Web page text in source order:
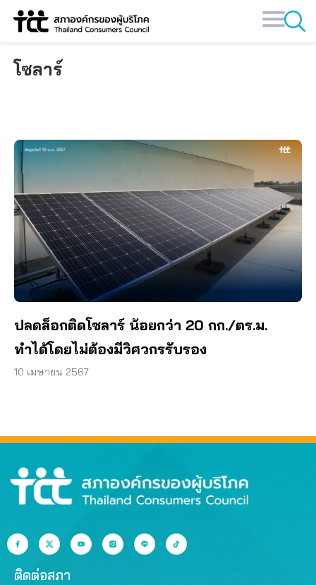
Skip
โซลาร์
ปลดล็อกติดโซลาร์ น้อยกว่า 20 กก./ตร.ม.
ทำได้โดยไม่ต้องมีวิศวกรรับรอง
10 เมษายน 2567
ติดต่อสภา